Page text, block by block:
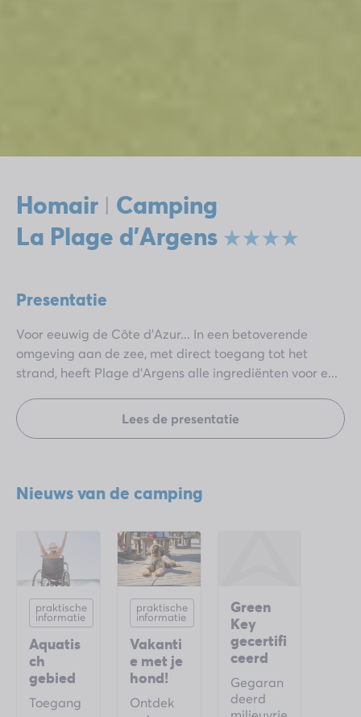
Homair | Camping
La Plage d'Argens
Presentatie
Voor eeuwig de Côte d’Azur... In een betoverende
omgeving aan de zee, met direct toegang tot het
strand, heeft Plage d’Argens alle ingrediënten voor e...
Lees de presentatie
Nieuws van de camping
praktische
informatie
Aquatis
ch
gebied
Toegang
praktische
informatie
Vakanti
e met je
hond!
Ontdek
Green
Key
gecertifi
ceerd
Gegaran
deerd